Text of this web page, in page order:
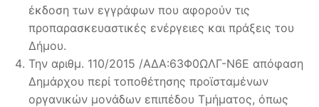
έκδοση των εγγράφων που αφορούν τις
προπαρασκευαστικές ενέργειες και πράξεις του
Δήμου.
Την αριθμ. 110/2015 /ΑΔΑ:63Φ0ΩΛΓ-Ν6Ε απόφαση
Δημάρχου περί τοποθέτησης προϊσταμένων
οργανικών μονάδων επιπέδου Τμήματος, όπως